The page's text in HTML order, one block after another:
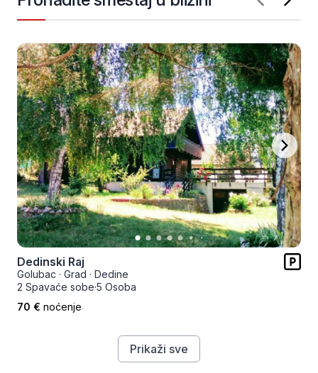
Dedinski Raj
Golubac · Grad · Dedine
2 Spavaće sobe·5 Osoba
70 € noćenje
Prikaži sve